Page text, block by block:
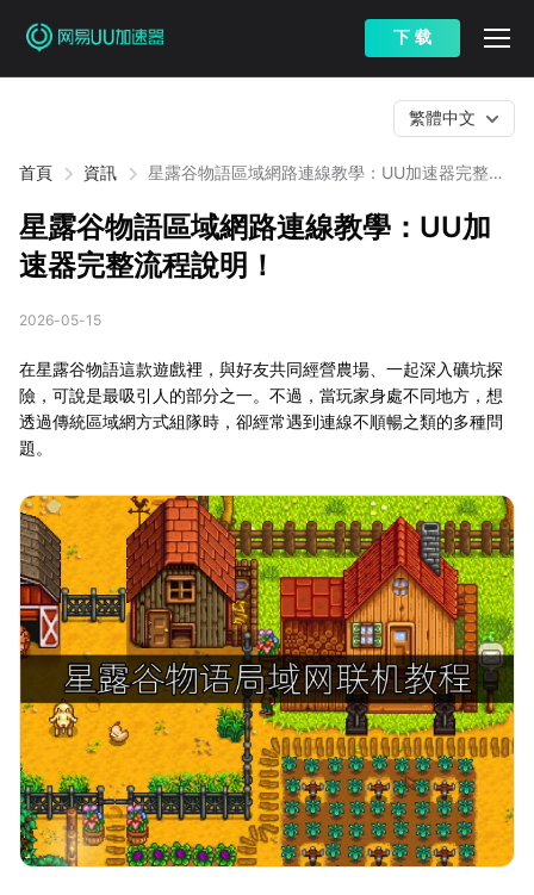
下 载
首頁 資訊
星露谷物語區域網路連線教學：UU加速器完整流
繁體中文
星露谷物語區域網路連線教學：UU加
速器完整流程說明！
2026-05-15
在星露谷物語這款遊戲裡，與好友共同經營農場、一起深入礦坑探
險，可說是最吸引人的部分之一。不過，當玩家身處不同地方，想
透過傳統區域網方式組隊時，卻經常遇到連線不順暢之類的多種問
題。